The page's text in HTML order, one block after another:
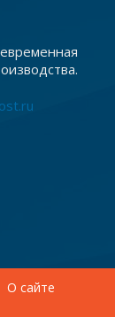
О сайте